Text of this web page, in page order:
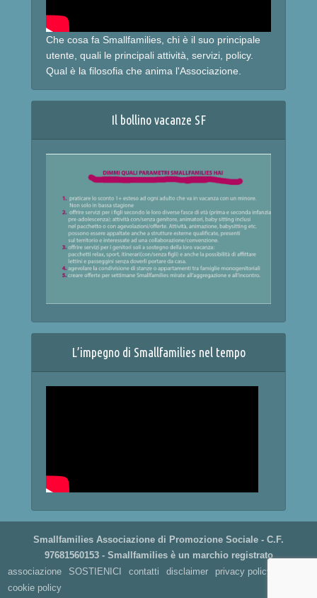
Che cosa fa Smallfamilies, chi è il suo principale
utente, quali le principali attività, servizi, policy.
Qual è la filosofia che anima l'Associazione.
Il bollino vacanze SF
L’impegno di Smallfamilies nel tempo
Smallfamilies Associazione di Promozione Sociale - C.F.
97681560153 - Smallfamilies è un marchio registrato
associazione
SOSTIENICI contatti disclaimer
privacy policy
cookie policy